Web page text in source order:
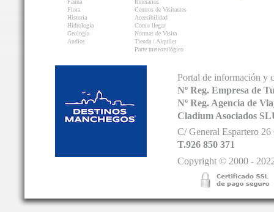
Fauna
Flora
Historia
Hidrología
Geología
Audios
Itinerarios
Centros de Visitantes
Accesibilidad
Como llegar
Normas de Visita
Tienda / Alquiler
Parte meteorológico
Portal de información y
Nº Reg. Empresa de
Nº Reg. Agencia de
Cladium Asociados
C/ General Espartero
T.926 850 371
Copyright © 2000 -